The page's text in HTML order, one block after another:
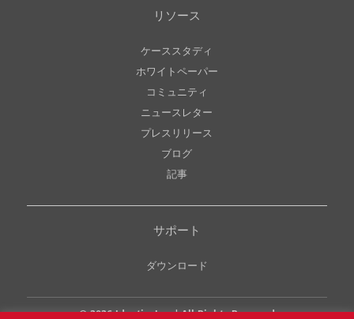
リソース
ケーススタディ
ホワイトペーパー
コミュニティ
ニュースレター
プレスリリース
ブログ
記事
サポート
ダウンロード
© 2026Identiv, Inc.| All Rights Reserved